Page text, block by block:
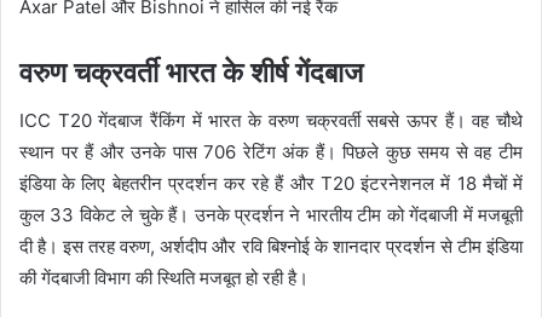
वरुण चक्रवर्ती भारत के शीर्ष गेंदबाज
ICC T20 गेंदबाज रैंकिंग में भारत के वरुण चक्रवर्ती सबसे ऊपर हैं। वह चौथे
स्थान पर हैं और उनके पास 706 रेटिंग अंक हैं। पिछले कुछ समय से वह टीम
इंडिया के लिए बेहतरीन प्रदर्शन कर रहे हैं और T20 इंटरनेशनल में 18 मैचों में
कुल 33 विकेट ले चुके हैं। उनके प्रदर्शन ने भारतीय टीम को गेंदबाजी में मजबूती
दी है। इस तरह वरुण, अर्शदीप और रवि बिश्नोई के शानदार प्रदर्शन से टीम इंडिया
की गेंदबाजी विभाग की स्थिति मजबूत हो रही है।